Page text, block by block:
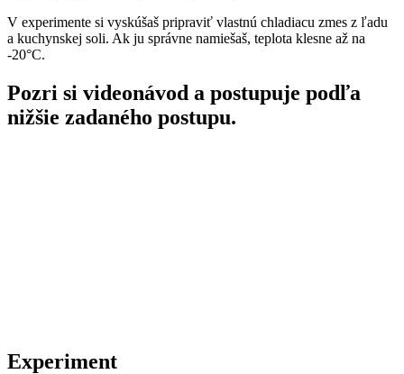
V experimente si vyskúšaš pripraviť vlastnú chladiacu zmes z ľadu
a kuchynskej soli. Ak ju správne namiešaš, teplota klesne až na
-20°C.
Pozri si videonávod a postupuje podľa
nižšie zadaného postupu.
Experiment